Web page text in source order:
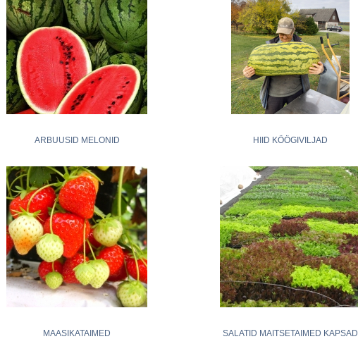
ARBUUSID MELONID HIID KÖÖGIVILJAD
MAASIKATAIMED SALATID MAITSETAIMED KAPSAD